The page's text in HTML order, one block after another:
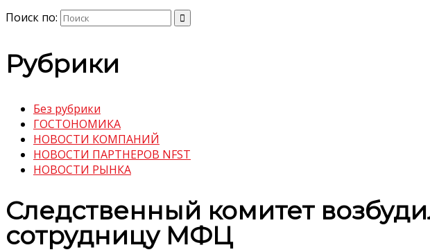
Поиск по:
Рубрики
Без рубрики
ГОСТОНОМИКА
НОВОСТИ КОМПАНИЙ
НОВОСТИ ПАРТНЕРОВ NFST
НОВОСТИ РЫНКА
Следственный комитет
сотрудницу МФЦ